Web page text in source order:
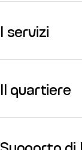
I servizi
Il quartiere